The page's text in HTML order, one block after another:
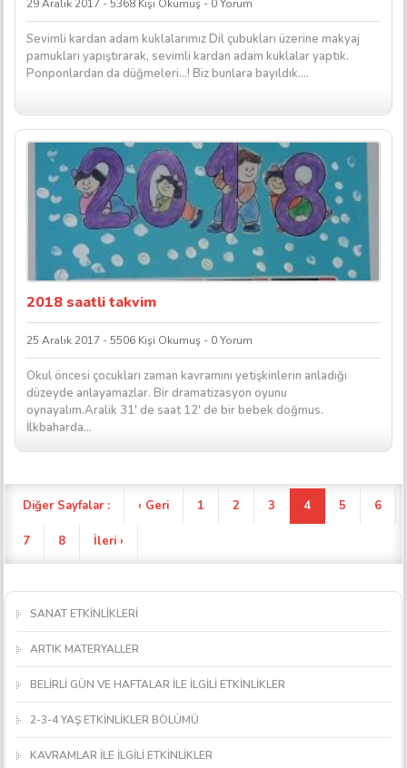
29 Aralık 2017 - 5368 Kişi Okumuş - 0 Yorum
Sevimli kardan adam kuklalarımız Dil çubukları üzerine makyaj
pamukları yapıştırarak, sevimli kardan adam kuklalar yaptık.
Ponponlardan da düğmeleri…! Biz bunlara bayıldık....
2018 saatli takvim
25 Aralık 2017 - 5506 Kişi Okumuş - 0 Yorum
Okul öncesi çocukları zaman kavramını yetişkinlerin anladığı
düzeyde anlayamazlar. Bir dramatizasyon oyunu
oynayalım.Aralik 31′ de saat 12′ de bir bebek doğmus.
İlkbaharda...
Diğer Sayfalar : ‹ Geri 1 2 3 4 5 6
7 8 İleri ›
SANAT ETKİNLİKLERİ
ARTIK MATERYALLER
BELİRLİ GÜN VE HAFTALAR İLE İLGİLİ ETKİNLİKLER
2-3-4 YAŞ ETKİNLİKLER BÖLÜMÜ
KAVRAMLAR İLE İLGİLİ ETKİNLİKLER